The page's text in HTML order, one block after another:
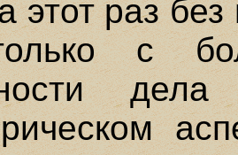
этот раз
с